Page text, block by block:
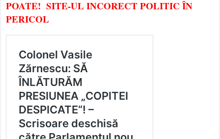
POATE! SITE-UL INCORECT POLITIC ÎN
PERICOL